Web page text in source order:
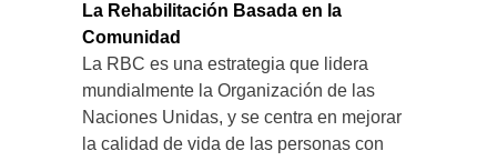
La Rehabilitación Basada en la
Comunidad
La RBC es una estrategia que lidera
mundialmente la Organización de las
Naciones Unidas, y se centra en mejorar
la calidad de vida de las personas con